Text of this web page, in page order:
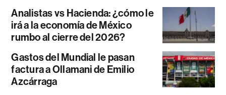
Analistas vs Hacienda: ¿cómo le
irá a la economía de México
rumbo al cierre del 2026?
Gastos del Mundial le pasan
factura a Ollamani de Emilio
Azcárraga